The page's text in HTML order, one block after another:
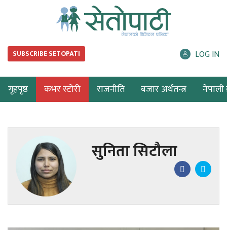
SUBSCRIBE SETOPATI LOG IN
गृहपृष्ठ कभर स्टोरी राजनीति बजार अर्थतन्त्र नेपाली
सुनिता सिटौला